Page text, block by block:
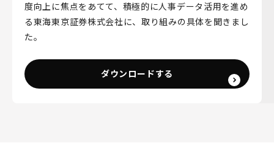
度向上に焦点をあてて、積極的に人事データ活用を進め
る東海東京証券株式会社に、取り組みの具体を聞きまし
た。
ダウンロードする